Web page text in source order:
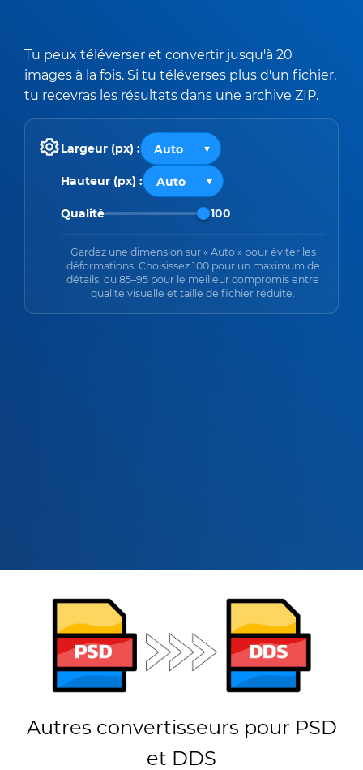
Tu peux téléverser et convertir jusqu'à 20
images à la fois. Si tu téléverses plus d'un fichier,
tu recevras les résultats dans une archive ZIP.
Largeur (px) :
Hauteur (px) :
Qualité 100
Gardez une dimension sur « Auto » pour éviter les
déformations. Choisissez 100 pour un maximum de
détails, ou 85–95 pour le meilleur compromis entre
qualité visuelle et taille de fichier réduite.
Autres convertisseurs pour PSD
et DDS